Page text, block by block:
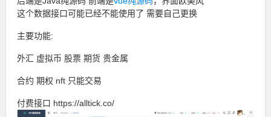
这个数据接口可能已经不能使用了 需要自己更换
主要功能:
外汇 虚拟币 股票 期货 贵金属
合约 期权 nft 只能交易
付费接口 https://alltick.co/